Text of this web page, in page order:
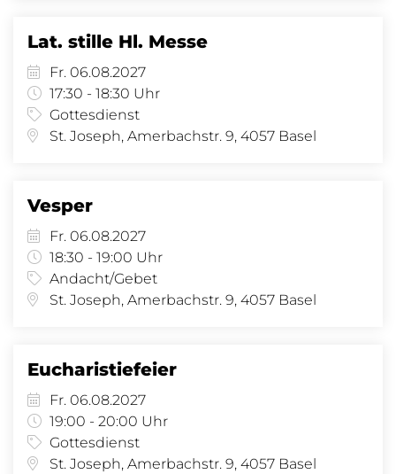
Lat. stille Hl. Messe
Fr. 06.08.2027
17:30 - 18:30 Uhr
Gottesdienst
St. Joseph, Amerbachstr. 9, 4057 Basel
Vesper
Fr. 06.08.2027
18:30 - 19:00 Uhr
Andacht/Gebet
St. Joseph, Amerbachstr. 9, 4057 Basel
Eucharistiefeier
Fr. 06.08.2027
19:00 - 20:00 Uhr
Gottesdienst
St. Joseph, Amerbachstr. 9, 4057 Basel